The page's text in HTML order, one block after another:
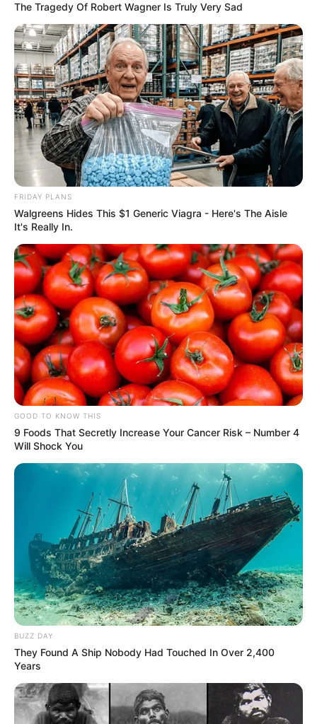
The Tragedy Of Robert Wagner Is Truly Very Sad
FRIDAY PLANS
Walgreens Hides This $1 Generic Viagra - Here's The Aisle
It's Really In.
GOOD TO KNOW THIS
9 Foods That Secretly Increase Your Cancer Risk – Number 4
Will Shock You
BUZZ DAY
They Found A Ship Nobody Had Touched In Over 2,400
Years